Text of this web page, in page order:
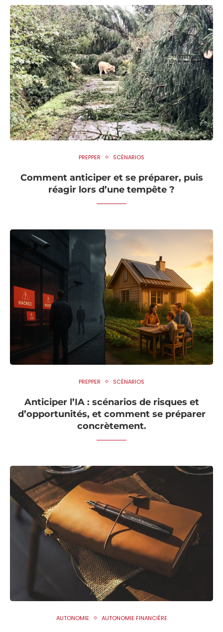
PREPPER SCÉNARIOS
Comment anticiper et se préparer, puis
réagir lors d’une tempête ?
PREPPER SCÉNARIOS
Anticiper l’IA : scénarios de risques et
d’opportunités, et comment se préparer
concrètement.
AUTONOMIE AUTONOMIE FINANCIÈRE